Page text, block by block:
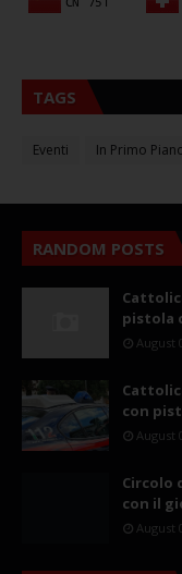
TAGS
Eventi In Primo
RANDOM POSTS
pistola
August
con
August
Circolo
con il
August